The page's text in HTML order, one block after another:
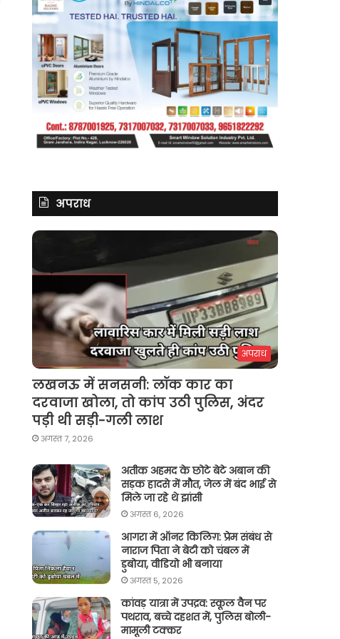
अपराध
अपराध
लखनऊ में सनसनी: लॉक कार का
दरवाजा खोला, तो कांप उठी पुलिस, अंदर
पड़ी थी सड़ी-गली लाश
अगस्त 7, 2026
अतीक अहमद के छोटे बेटे अबान की
सड़क हादसे में मौत, जेल में बंद भाई से
मिले जा रहे थे झांसी
अगस्त 6, 2026
आगरा में ऑनर किलिग़: प्रेम संबंध से
नाराज पिता ने बेटी को चंबल में
डुबोया, वीडियो भी बनाया
अगस्त 5, 2026
कांवड़ यात्रा में उपद्रव: स्कूल वैन पर
पथराव, बच्चे दहशत में, पुलिस बोली-
मामूली टक्कर